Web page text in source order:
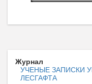
Журнал
УЧЕНЫЕ ЗАПИСКИ
ЛЕСГАФТА